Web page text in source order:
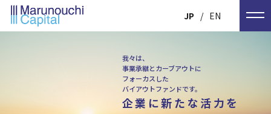
EN
JP
我々は、
事業承継とカーブアウトに
フォーカスした
バイアウトファンドです。
企業に新たな活力を